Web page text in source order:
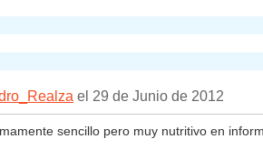
el 29 de Junio de 2012
sencillo pero muy nutritivo en